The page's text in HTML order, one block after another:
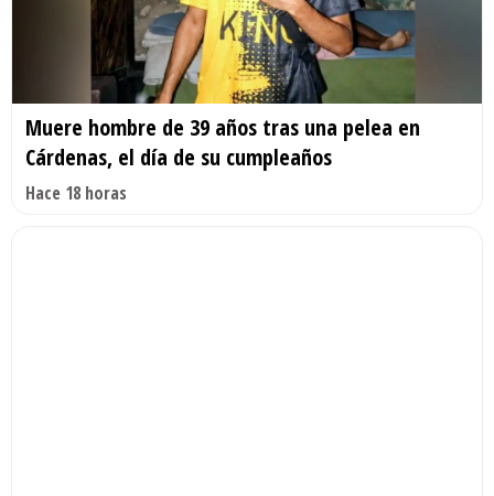
Muere hombre de 39 años tras una pelea en
Cárdenas, el día de su cumpleaños
Hace 18 horas